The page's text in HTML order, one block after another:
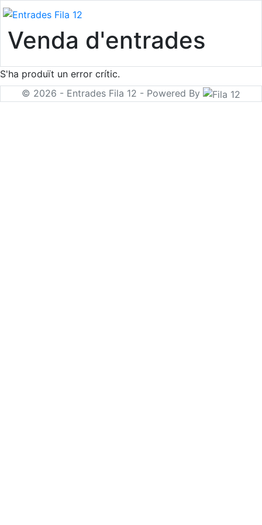
Venda d'entrades
S'ha produït un error crític.
© 2026 - Entrades Fila 12 - Powered By